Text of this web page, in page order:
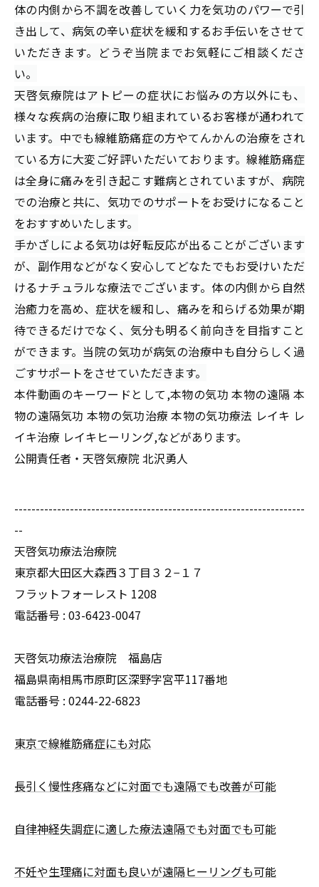
体の内側から不調を改善していく力を気功のパワーで引
き出して、病気の辛い症状を緩和するお手伝いをさせて
いただきます。どうぞ当院までお気軽にご相談くださ
い。
天啓気療院はアトピーの症状にお悩みの方以外にも、
様々な疾病の治療に取り組まれているお客様が通われて
います。中でも線維筋痛症の方やてんかんの治療をされ
ている方に大変ご好評いただいております。線維筋痛症
は全身に痛みを引き起こす難病とされていますが、病院
での治療と共に、気功でのサポートをお受けになること
をおすすめいたします。
手かざしによる気功は好転反応が出ることがございます
が、副作用などがなく安心してどなたでもお受けいただ
けるナチュラルな療法でございます。体の内側から自然
治癒力を高め、症状を緩和し、痛みを和らげる効果が期
待できるだけでなく、気分も明るく前向きを目指すこと
ができます。当院の気功が病気の治療中も自分らしく過
ごすサポートをさせていただきます。
本件動画のキーワードとして,本物の気功 本物の遠隔 本
物の遠隔気功 本物の気功治療 本物の気功療法 レイキ レ
イキ治療 レイキヒーリング,などがあります。
公開責任者・天啓気療院 北沢勇人
--------------------------------------------------------------------
--
天啓気功療法治療院
東京都大田区大森西３丁目３２−１７
フラットフォーレスト 1208
電話番号 : 03-6423-0047
天啓気功療法治療院 福島店
福島県南相馬市原町区深野字宮平117番地
電話番号 : 0244-22-6823
東京で線維筋痛症にも対応
長引く慢性疼痛などに対面でも遠隔でも改善が可能
自律神経失調症に適した療法遠隔でも対面でも可能
不妊や生理痛に対面も良いが遠隔ヒーリングも可能